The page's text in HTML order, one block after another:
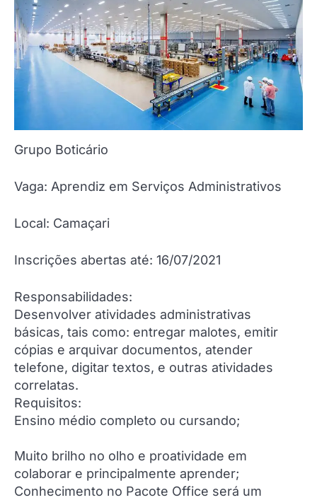
Grupo Boticário
Vaga: Aprendiz em Serviços Administrativos
Local: Camaçari
Inscrições abertas até: 16/07/2021
Responsabilidades:
Desenvolver atividades administrativas
básicas, tais como: entregar malotes, emitir
cópias e arquivar documentos, atender
telefone, digitar textos, e outras atividades
correlatas.
Requisitos:
Ensino médio completo ou cursando;
Muito brilho no olho e proatividade em
colaborar e principalmente aprender;
Conhecimento no Pacote Office será um